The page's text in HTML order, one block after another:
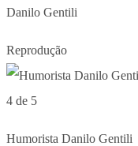
Danilo Gentili
Reprodução
4 de 5
Humorista Danilo Gentili